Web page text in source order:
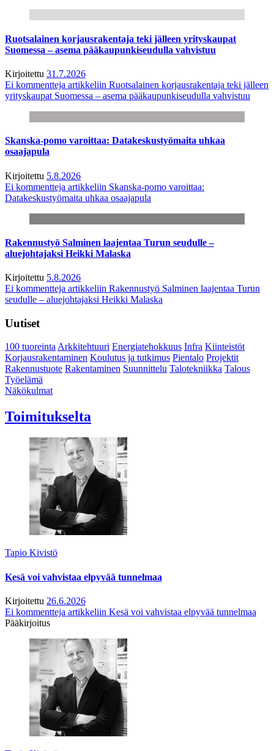
Ruotsalainen korjausrakentaja teki jälleen yrityskaupat
Suomessa – asema pääkaupunkiseudulla vahvistuu
Kirjoitettu 31.7.2026
Ei kommentteja artikkeliin Ruotsalainen korjausrakentaja teki jälleen
yrityskaupat Suomessa – asema pääkaupunkiseudulla vahvistuu
Skanska-pomo varoittaa: Datakeskustyömaita uhkaa
osaajapula
Kirjoitettu 5.8.2026
Ei kommentteja artikkeliin Skanska-pomo varoittaa:
Datakeskustyömaita uhkaa osaajapula
Rakennustyö Salminen laajentaa Turun seudulle –
aluejohtajaksi Heikki Malaska
Kirjoitettu 5.8.2026
Ei kommentteja artikkeliin Rakennustyö Salminen laajentaa Turun
seudulle – aluejohtajaksi Heikki Malaska
Uutiset
100 tuoreintaArkkitehtuuri Energiatehokkuus Infra Kiinteistöt
Korjausrakentaminen Koulutus ja tutkimus Pientalo Projektit
Rakennustuote Rakentaminen Suunnittelu Talotekniikka Talous
Työelämä
Näkökulmat
Toimitukselta
Tapio Kivistö
Kesä voi vahvistaa elpyvää tunnelmaa
Kirjoitettu 26.6.2026
Ei kommentteja artikkeliin Kesä voi vahvistaa elpyvää tunnelmaa
Pääkirjoitus